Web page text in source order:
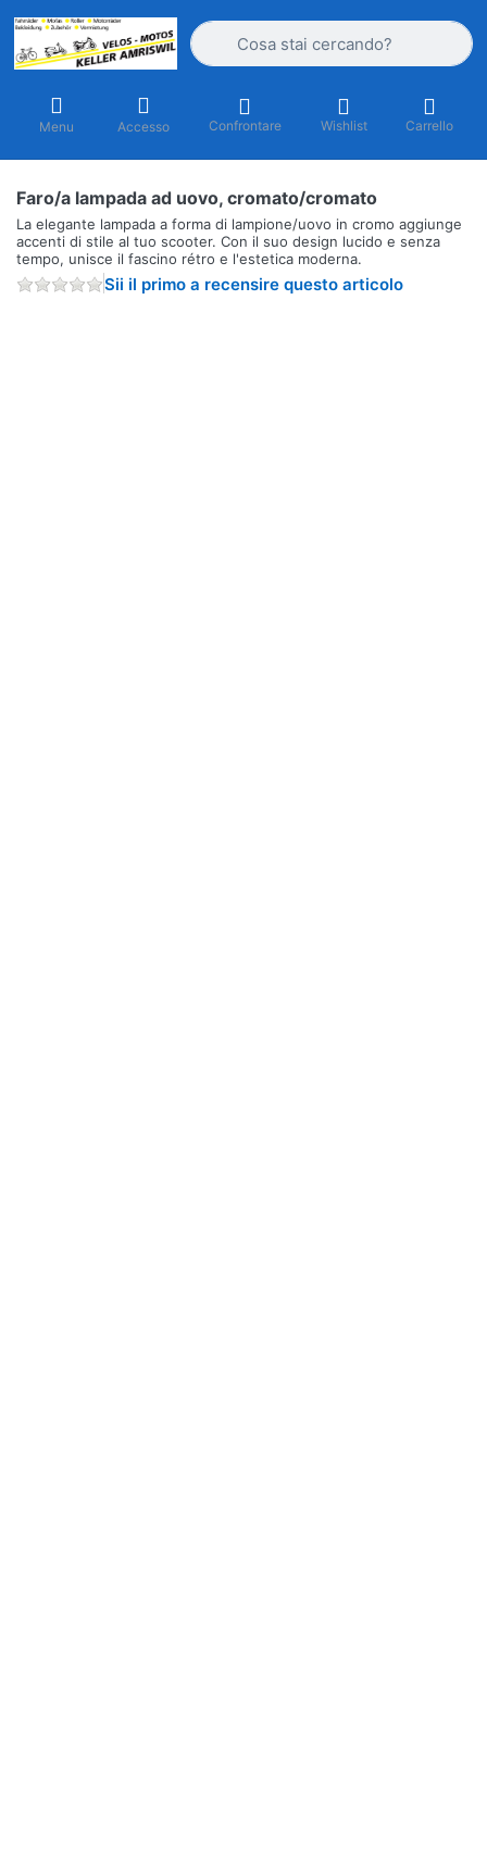
Inserire un termine di ricerca. I primi
Menu Accesso Confrontare Wishlist Carrello
Faro/a lampada ad uovo, cromato/cromato
La elegante lampada a forma di lampione/uovo in cromo aggiunge
accenti di stile al tuo scooter. Con il suo design lucido e senza
tempo, unisce il fascino rétro e l'estetica moderna.
Sii il primo a recensire questo articolo